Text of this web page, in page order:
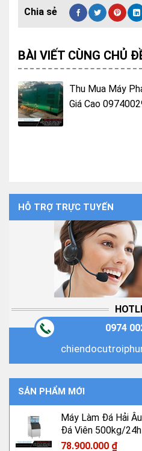
BÀI VIẾT CÙNG CHỦ
Thu Mua Máy
Giá Cao
HỖ TRỢ TRỰC TUYẾN
0974
SẢN PHẨM MỚI
Máy Làm Đá Hải
Đá Viên 500kg/24h
78.900.000 ₫